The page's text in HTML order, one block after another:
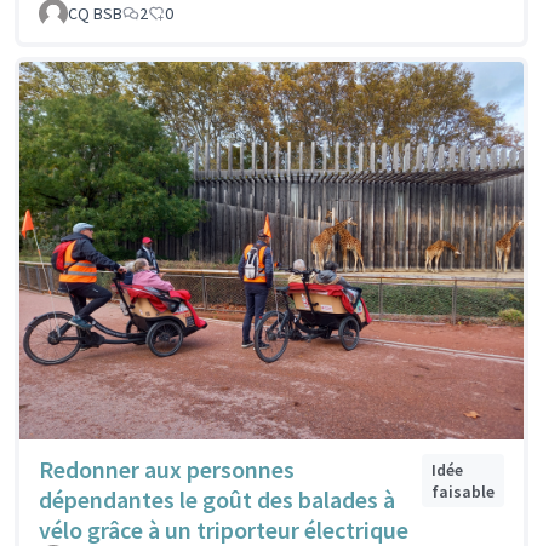
CQ BSB
2 0
Redonner aux personnes
dépendantes le goût des balades à
vélo grâce à un triporteur électrique
Idée
faisable